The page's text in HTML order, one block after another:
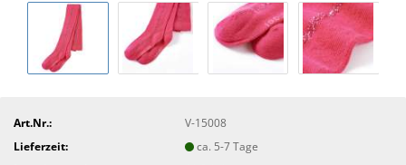
Art.Nr.:
V-15008
Lieferzeit:
ca. 5-7 Tage